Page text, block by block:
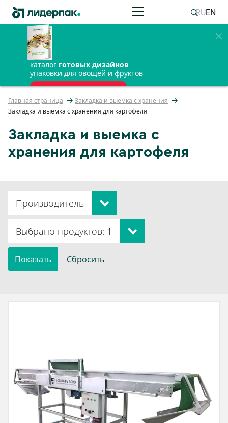
каталог готовых дизайнов
упаковки для овощей и фруктов
ПОЛУЧИТЬ БЕСПЛАТНО
RUEN
Главная страница
Закладка и выемка с хранения
Закладка и выемка с хранения для картофеля
Закладка и выемка с
хранения для картофеля
Производитель
Выбрано продуктов: 1